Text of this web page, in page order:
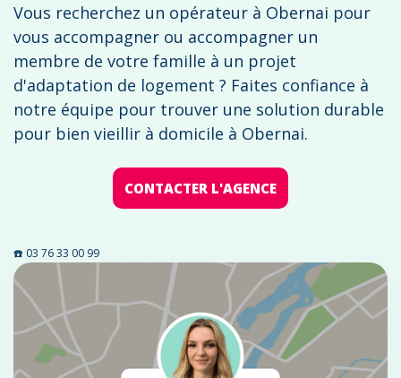
Vous recherchez un opérateur à Obernai pour
vous accompagner ou accompagner un
membre de votre famille à un projet
d'adaptation de logement ? Faites confiance à
notre équipe pour trouver une solution durable
pour bien vieillir à domicile à Obernai.
CONTACTER L'AGENCE
☎️ 03 76 33 00 99